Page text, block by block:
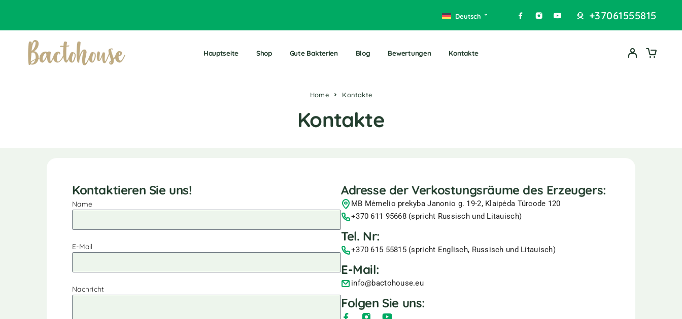
Deutsch +37061555815
Hauptseite Shop Gute Bakterien Blog Bewertungen Kontakte
Home Kontakte
Kontakte
Kontaktieren Sie uns!
Name
E-Mail
Nachricht
Adresse der Verkostungsräume des Erzeugers:
MB Mėmelio prekyba Janonio g. 19-2, Klaipėda Türcode 120
+370 611 95668 (spricht Russisch und Litauisch)
Tel. Nr:
+370 615 55815 (spricht Englisch, Russisch und Litauisch)
E-Mail:
info@bactohouse.eu
Folgen Sie uns: